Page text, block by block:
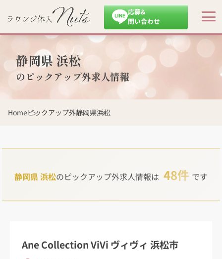
応募&
問い合わせ
静岡県 浜松
のピックアップ外求人情報
Homeピックアップ外静岡県浜松
静岡県 浜松のピックアップ外求人情報は 48件 です
Ane Collection ViVi ヴィヴィ 浜松市